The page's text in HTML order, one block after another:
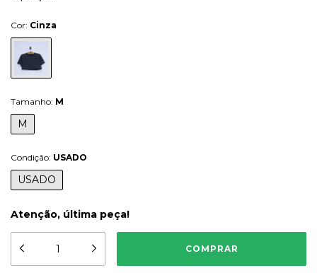
Cor: Cinza
Tamanho: M
M
Condição: USADO
USADO
Atenção, última peça!